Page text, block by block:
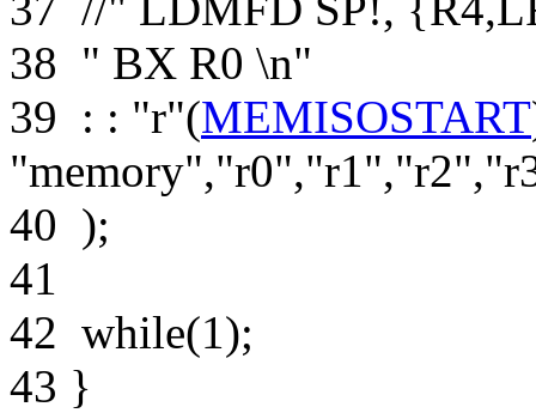
38 " BX R0 \n"
39 : : "r"(MEMISOSTART
"memory","r0","r1","r2",
40 );
41
42 while(1);
43 }